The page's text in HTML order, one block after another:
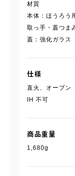
材質
本体：ほうろう
取っ手・蓋つま
蓋：強化ガラス
仕様
直火、オーブン
IH 不可
商品重量
1,680g